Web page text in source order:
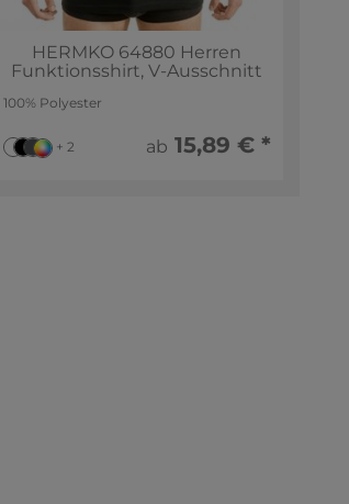
HERMKO 64880 Herren
Funktionsshirt, V-Ausschnitt
100% Polyester
+ 2 ab 15,89 € *